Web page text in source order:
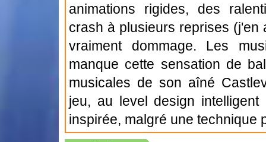
animations rigides, des
crash à plusieurs reprises (j'en
vraiment dommage. Les
manque cette sensation de
musicales de son aîné
jeu, au level design
inspirée, malgré une technique